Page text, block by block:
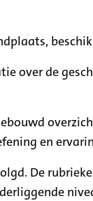
over de
en
De